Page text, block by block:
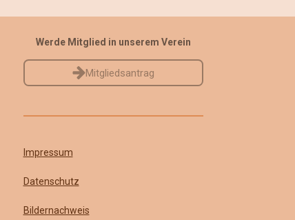
Werde Mitglied in unserem Verein
Mitgliedsantrag
Impressum
Datenschutz
Bildernachweis